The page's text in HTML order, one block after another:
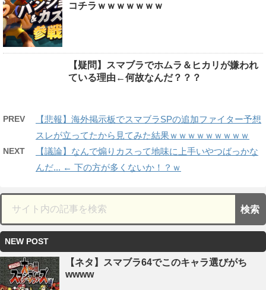
コチラｗｗｗｗｗｗｗ
【疑問】スマブラでホムラ＆ヒカリが嫌われ
ている理由←何故なんだ？？？
PREV
【悲報】海外掲示板でスマブラSPの追加ファイター予想
スレが立ってたから見てみた結果ｗｗｗｗｗｗｗｗｗ
NEXT
【議論】なんで煽りカスって地味に上手いやつばっかな
んだ... ← 下の方が多くないか！？ｗ
NEW POST
【ネタ】スマブラ64でこのキャラ選びがち
wwww